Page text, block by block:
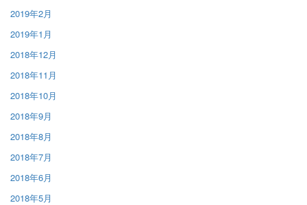
2019年2月
2019年1月
2018年12月
2018年11月
2018年10月
2018年9月
2018年8月
2018年7月
2018年6月
2018年5月